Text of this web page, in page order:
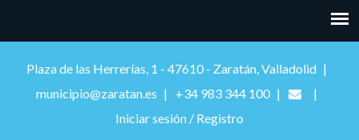
Plaza de las Herrerías, 1 - 47610 - Zaratán, Valladolid
municipio@zaratan.es
+34 983 344 100
Iniciar sesión / Registro